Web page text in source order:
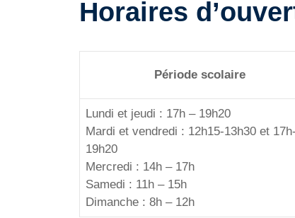
Horaires
Période scolaire
Lundi et jeudi : 17h – 19h20
Mardi et vendredi : 12h15-13h30 et 17h-
19h20
Mercredi : 14h – 17h
Samedi : 11h – 15h
Dimanche : 8h – 12h